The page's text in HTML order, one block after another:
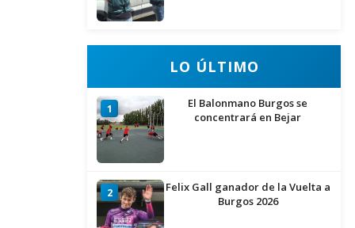
LO ÚLTIMO
1
El Balonmano Burgos se
concentrará en Bejar
2
Felix Gall ganador de la Vuelta a
Burgos 2026